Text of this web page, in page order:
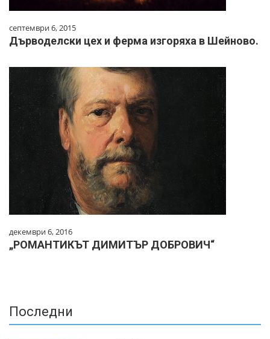
септември 6, 2015
Дърводелски цех и ферма изгоряха в Шейново.
декември 6, 2016
„РОМАНТИКЪТ ДИМИТЪР ДОБРОВИЧ“
Последни